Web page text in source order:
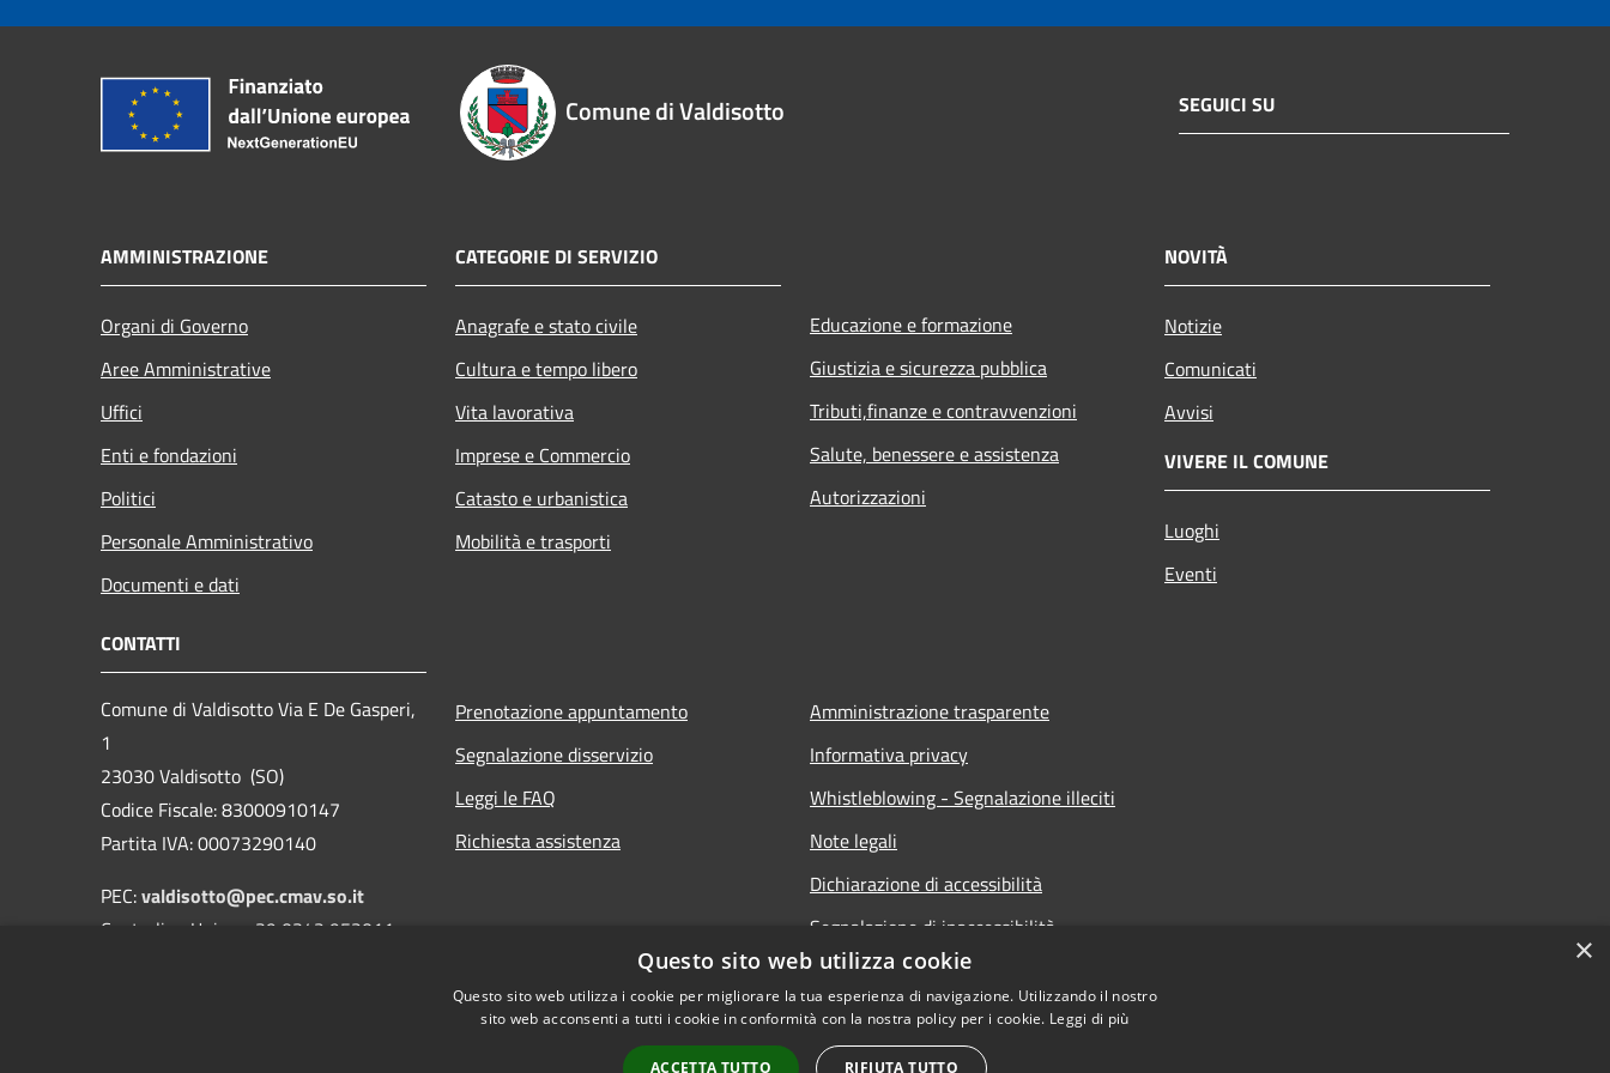
Comune di Valdisotto SEGUICI SU
AMMINISTRAZIONE
Organi di Governo
Aree Amministrative
Uffici
Enti e fondazioni
Politici
Personale Amministrativo
Documenti e dati
CATEGORIE DI SERVIZIO
Anagrafe e stato civile
Cultura e tempo libero
Vita lavorativa
Imprese e Commercio
Catasto e urbanistica
Mobilità e trasporti
Educazione e formazione
Giustizia e sicurezza pubblica
Tributi,finanze e contravvenzioni
Salute, benessere e assistenza
Autorizzazioni
NOVITÀ
Notizie
Comunicati
Avvisi
VIVERE IL COMUNE
Luoghi
Eventi
CONTATTI
Comune di Valdisotto Via E De Gasperi,
1
23030 Valdisotto (SO)
Codice Fiscale: 83000910147
Partita IVA: 00073290140
PEC:valdisotto@pec.cmav.so.it
Centralino Unico: +39 0342 952011
Prenotazione appuntamento
Segnalazione disservizio
Leggi le FAQ
Richiesta assistenza
Amministrazione trasparente
Informativa privacy
Whistleblowing - Segnalazione illeciti
Note legali
Dichiarazione di accessibilità
Segnalazione di inaccessibilità
×
Questo sito web utilizza cookie
Questo sito web utilizza i cookie per migliorare la tua esperienza di navigazione. Utilizzando il nostro
sito web acconsenti a tutti i cookie in conformità con la nostra policy per i cookie. Leggi di più
ACCETTA TUTTO RIFIUTA TUTTO